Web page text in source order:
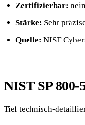
Zertifizierbar:
Stärke: Sehr
Quelle: NIST
NIST SP 800-
Tief technisch-